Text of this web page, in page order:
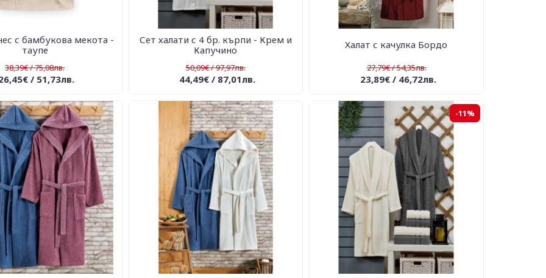
с бамбукова мекота -
таупе
38,39€ / 75,08лв.
/ 51,73лв.
Сет халати с 4 бр. кърпи - Крем и
Капучино
50,09€ / 97,97лв.
44,49€ / 87,01лв.
Халат с качулка Бордо
27,79€ / 54,35лв.
23,89€ / 46,72лв.
-11%